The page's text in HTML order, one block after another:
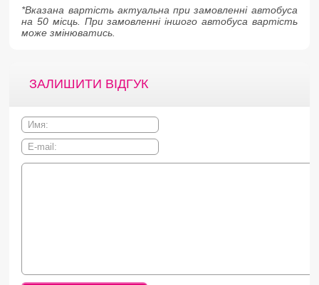
*Вказана вартість актуальна при замовленні автобуса
на 50 місць. При замовленні іншого автобуса вартість
може змінюватись.
ЗАЛИШИТИ ВІДГУК